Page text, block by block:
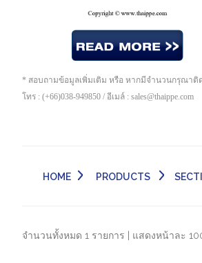
* สอบถามข้อมูลเพิ่มเติม หรือ หากมีจำนวนกรุณาติ
โทร : (+66)038-949850 / อีเมล์ : sales@thaippe.com
HOME PRODUCTS
จำนวนทั้งหมด 1 รายการ | แสดงหน้าละ